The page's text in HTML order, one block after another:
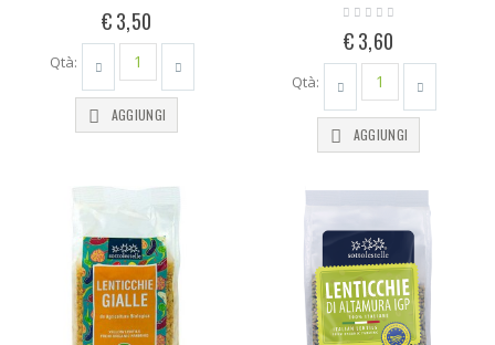
€ 3,50
Qtà:
AGGIUNGI
€ 3,60
Qtà:
AGGIUNGI